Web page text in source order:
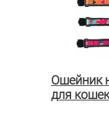
Ошейник
для